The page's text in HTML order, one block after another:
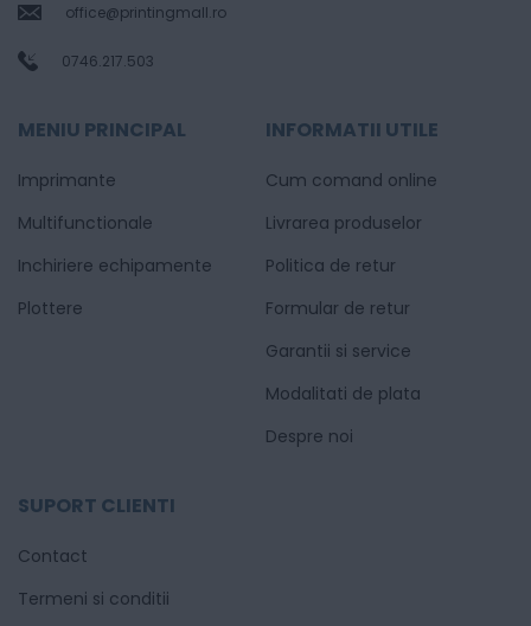
office@printingmall.ro
0746.217.503
MENIU PRINCIPAL
Imprimante
Multifunctionale
Inchiriere echipamente
Plottere
INFORMATII UTILE
Cum comand online
Livrarea produselor
Politica de retur
Formular de retur
Garantii si service
Modalitati de plata
Despre noi
SUPORT CLIENTI
Contact
Termeni si conditii